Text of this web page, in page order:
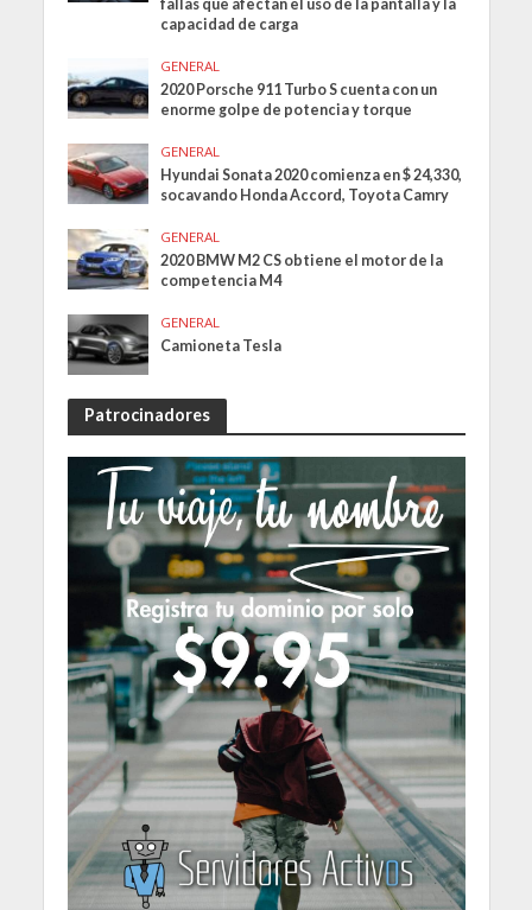
fallas que afectan el uso de la pantalla y la
capacidad de carga
GENERAL
2020 Porsche 911 Turbo S cuenta con un
enorme golpe de potencia y torque
GENERAL
Hyundai Sonata 2020 comienza en $ 24,330,
socavando Honda Accord, Toyota Camry
GENERAL
2020 BMW M2 CS obtiene el motor de la
competencia M4
GENERAL
Camioneta Tesla
Patrocinadores